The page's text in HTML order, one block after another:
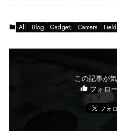
All Blog Gadget; Camera
この記事が
フォロ